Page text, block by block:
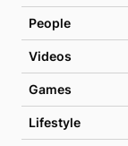
People
Videos
Games
Lifestyle